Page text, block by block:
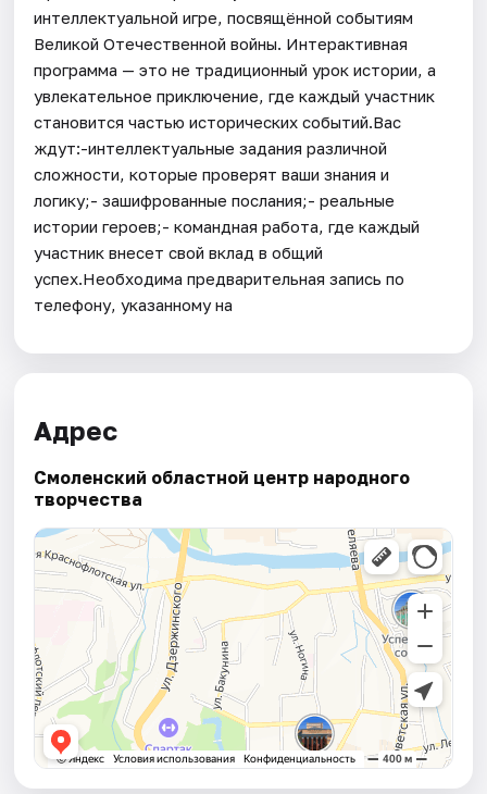
интеллектуальной игре, посвящённой событиям
Великой Отечественной войны. Интерактивная
программа — это не традиционный урок истории, а
увлекательное приключение, где каждый участник
становится частью исторических событий.Вас
ждут:-интеллектуальные задания различной
сложности, которые проверят ваши знания и
логику;- зашифрованные послания;- реальные
истории героев;- командная работа, где каждый
участник внесет свой вклад в общий
успех.Необходима предварительная запись по
телефону, указанному на
Адрес
Смоленский областной центр народного
творчества